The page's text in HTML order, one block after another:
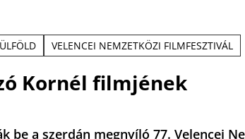
VELENCEI NEMZETKÖZI FILMFESZTIVÁL
Kornél filmjének
be a szerdán megnyíló 77. Velencei